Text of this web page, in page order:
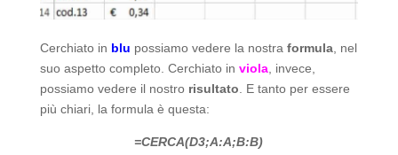
Cerchiato in blu possiamo vedere la nostra formula, nel
suo aspetto completo. Cerchiato in viola, invece,
possiamo vedere il nostro risultato. E tanto per essere
più chiari, la formula è questa:
=CERCA(D3;A:A;B:B)